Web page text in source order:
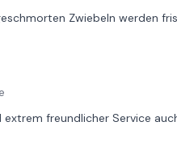
Zwiebeln werden
extrem freundlicher Service